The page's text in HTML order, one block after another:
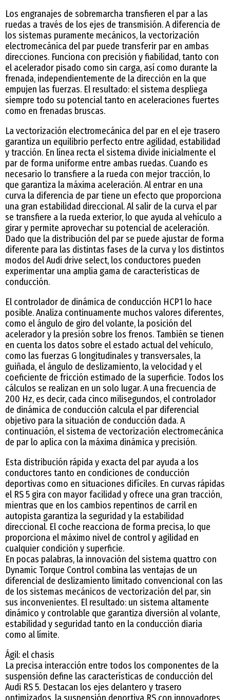
Los engranajes de sobremarcha transfieren el par a las
ruedas a través de los ejes de transmisión. A diferencia de
los sistemas puramente mecánicos, la vectorización
electromecánica del par puede transferir par en ambas
direcciones. Funciona con precisión y fiabilidad, tanto con
el acelerador pisado como sin carga, así como durante la
frenada, independientemente de la dirección en la que
empujen las fuerzas. El resultado: el sistema despliega
siempre todo su potencial tanto en aceleraciones fuertes
como en frenadas bruscas.
La vectorización electromecánica del par en el eje trasero
garantiza un equilibrio perfecto entre agilidad, estabilidad
y tracción. En línea recta el sistema divide inicialmente el
par de forma uniforme entre ambas ruedas. Cuando es
necesario lo transfiere a la rueda con mejor tracción, lo
que garantiza la máxima aceleración. Al entrar en una
curva la diferencia de par tiene un efecto que proporciona
una gran estabilidad direccional. Al salir de la curva el par
se transfiere a la rueda exterior, lo que ayuda al vehículo a
girar y permite aprovechar su potencial de aceleración.
Dado que la distribución del par se puede ajustar de forma
diferente para las distintas fases de la curva y los distintos
modos del Audi drive select, los conductores pueden
experimentar una amplia gama de características de
conducción.
El controlador de dinámica de conducción HCP1 lo hace
posible. Analiza continuamente muchos valores diferentes,
como el ángulo de giro del volante, la posición del
acelerador y la presión sobre los frenos. También se tienen
en cuenta los datos sobre el estado actual del vehículo,
como las fuerzas G longitudinales y transversales, la
guiñada, el ángulo de deslizamiento, la velocidad y el
coeficiente de fricción estimado de la superficie. Todos los
cálculos se realizan en un solo lugar. A una frecuencia de
200 Hz, es decir, cada cinco milisegundos, el controlador
de dinámica de conducción calcula el par diferencial
objetivo para la situación de conducción dada. A
continuación, el sistema de vectorización electromecánica
de par lo aplica con la máxima dinámica y precisión.
Esta distribución rápida y exacta del par ayuda a los
conductores tanto en condiciones de conducción
deportivas como en situaciones difíciles. En curvas rápidas
el RS 5 gira con mayor facilidad y ofrece una gran tracción,
mientras que en los cambios repentinos de carril en
autopista garantiza la seguridad y la estabilidad
direccional. El coche reacciona de forma precisa, lo que
proporciona el máximo nivel de control y agilidad en
cualquier condición y superficie.
En pocas palabras, la innovación del sistema quattro con
Dynamic Torque Control combina las ventajas de un
diferencial de deslizamiento limitado convencional con las
de los sistemas mecánicos de vectorización del par, sin
sus inconvenientes. El resultado: un sistema altamente
dinámico y controlable que garantiza diversión al volante,
estabilidad y seguridad tanto en la conducción diaria
como al límite.
Ágil: el chasis
La precisa interacción entre todos los componentes de la
suspensión define las características de conducción del
Audi RS 5. Destacan los ejes delantero y trasero